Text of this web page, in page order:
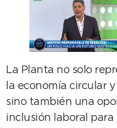
La Planta no solo
la economía circular
sino también una
inclusión laboral para